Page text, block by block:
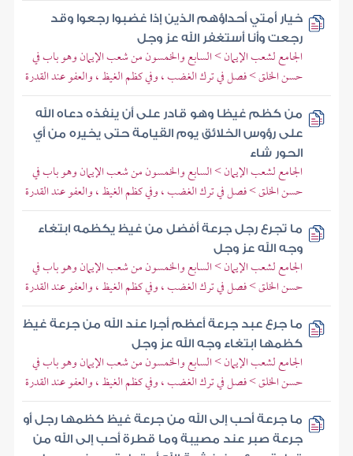
خيار أمتي أحداؤهم الذين إذا غضبوا رجعوا وقد
رجعت وأنا أستغفر الله عز وجل
الجامع لشعب الإيمان > السابع والخمسون من شعب الإيمان وهو باب في
حسن الخلق > فصل في ترك الغضب ، وفي كظم الغيظ ، والعفو عند القدرة
من كظم غيظا وهو قادر على أن ينفذه دعاه الله
على رؤوس الخلائق يوم القيامة حتى يخيره من أي
الحور شاء
الجامع لشعب الإيمان > السابع والخمسون من شعب الإيمان وهو باب في
حسن الخلق > فصل في ترك الغضب ، وفي كظم الغيظ ، والعفو عند القدرة
ما تجرع رجل جرعة أفضل من غيظ يكظمه ابتغاء
وجه الله عز وجل
الجامع لشعب الإيمان > السابع والخمسون من شعب الإيمان وهو باب في
حسن الخلق > فصل في ترك الغضب ، وفي كظم الغيظ ، والعفو عند القدرة
ما جرع عبد جرعة أعظم أجرا عند الله من جرعة غيظ
كظمها ابتغاء وجه الله عز وجل
الجامع لشعب الإيمان > السابع والخمسون من شعب الإيمان وهو باب في
حسن الخلق > فصل في ترك الغضب ، وفي كظم الغيظ ، والعفو عند القدرة
ما جرعة أحب إلى الله من جرعة غيظ كظمها رجل أو
جرعة صبر عند مصيبة وما قطرة أحب إلى الله من